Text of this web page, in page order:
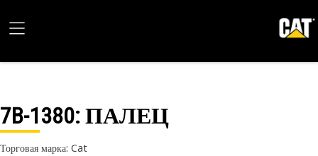
7B-1380: ПАЛЕЦ
Торговая марка: Cat